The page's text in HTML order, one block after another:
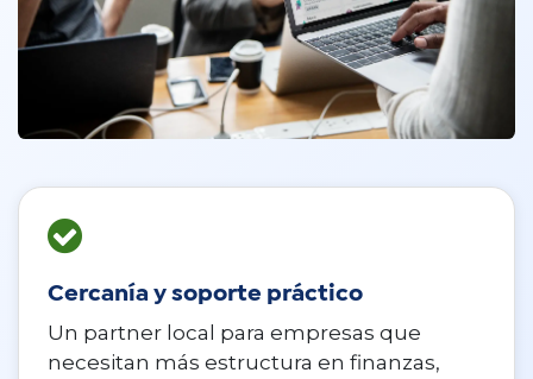
Cercanía y soporte práctico
Un partner local para empresas que
necesitan más estructura en finanzas,